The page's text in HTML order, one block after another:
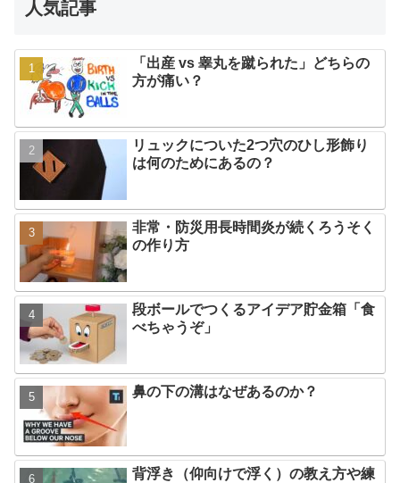
人気記事
「出産 vs 睾丸を蹴られた」どちらの
方が痛い？
リュックについた2つ穴のひし形飾り
は何のためにあるの？
非常・防災用長時間炎が続くろうそく
の作り方
段ボールでつくるアイデア貯金箱「食
べちゃうぞ」
鼻の下の溝はなぜあるのか？
背浮き（仰向けで浮く）の教え方や練